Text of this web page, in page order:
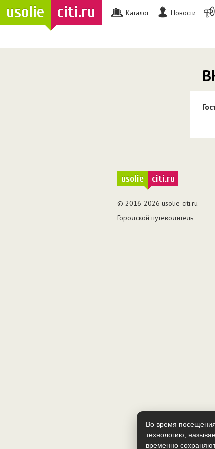
usolie citi.ru Каталог Новости
Во время
технологию,
временно
usolie citi.ru
© 2016-2026 usolie-citi.ru
Городской путеводитель